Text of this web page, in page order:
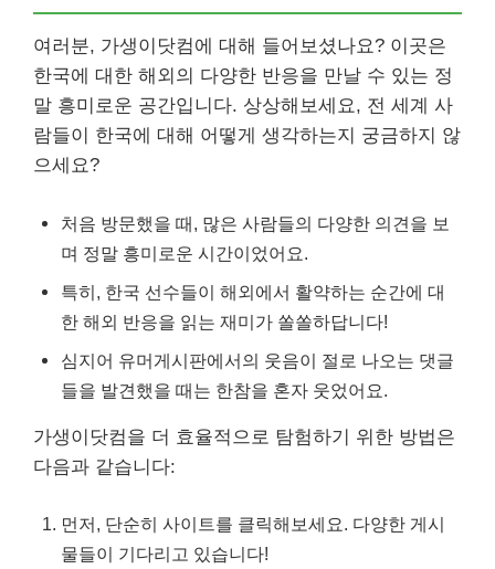
여러분, 가생이닷컴에 대해 들어보셨나요? 이곳은
한국에 대한 해외의 다양한 반응을 만날 수 있는 정
말 흥미로운 공간입니다. 상상해보세요, 전 세계 사
람들이 한국에 대해 어떻게 생각하는지 궁금하지 않
으세요?
처음 방문했을 때, 많은 사람들의 다양한 의견을 보
며 정말 흥미로운 시간이었어요.
특히, 한국 선수들이 해외에서 활약하는 순간에 대
한 해외 반응을 읽는 재미가 쏠쏠하답니다!
심지어 유머게시판에서의 웃음이 절로 나오는 댓글
들을 발견했을 때는 한참을 혼자 웃었어요.
가생이닷컴을 더 효율적으로 탐험하기 위한 방법은
다음과 같습니다:
먼저, 단순히 사이트를 클릭해보세요. 다양한 게시
물들이 기다리고 있습니다!